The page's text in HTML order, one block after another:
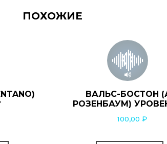
ПОХОЖИЕ
ВАЛЬС-БОСТОН
РОЗЕНБАУМ)
100,00 ₽